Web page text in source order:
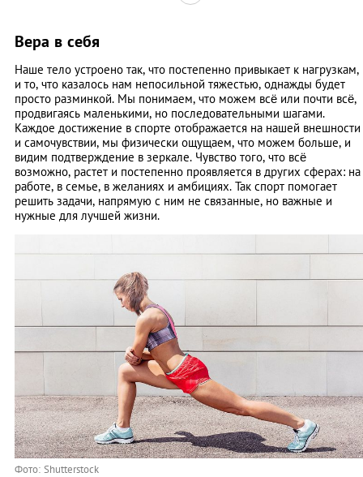
Вера в себя
Наше тело устроено так, что постепенно привыкает к нагрузкам,
и то, что казалось нам непосильной тяжестью, однажды будет
просто разминкой. Мы понимаем, что можем всё или почти всё,
продвигаясь маленькими, но последовательными шагами.
Каждое достижение в спорте отображается на нашей внешности
и самочувствии, мы физически ощущаем, что можем больше, и
видим подтверждение в зеркале. Чувство того, что всё
возможно, растет и постепенно проявляется в других сферах: на
работе, в семье, в желаниях и амбициях. Так спорт помогает
решить задачи, напрямую с ним не связанные, но важные и
нужные для лучшей жизни.
Фото: Shutterstock